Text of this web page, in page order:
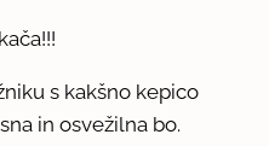
s kakšno kepico
in osvežilna bo.